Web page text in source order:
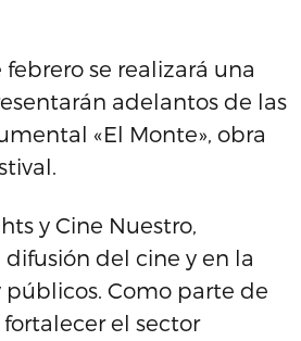
se realizará una
adelantos de las
«El Monte», obra
y Cine Nuestro,
del cine y en la
Como parte de
el sector